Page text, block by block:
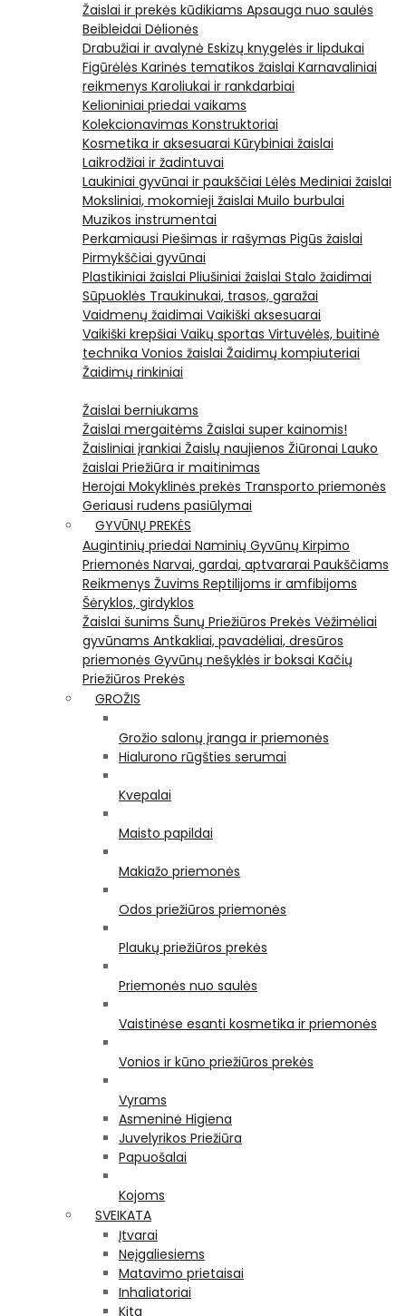
Žaislai ir prekės kūdikiams Apsauga nuo saulės
Beibleidai Dėlionės
Drabužiai ir avalynė Eskizų knygelės ir lipdukai
Figūrėlės Karinės tematikos žaislai Karnavaliniai
reikmenys Karoliukai ir rankdarbiai
Kelioniniai priedai vaikams
Kolekcionavimas Konstruktoriai
Kosmetika ir aksesuarai Kūrybiniai žaislai
Laikrodžiai ir žadintuvai
Laukiniai gyvūnai ir paukščiai Lėlės Mediniai žaislai
Moksliniai, mokomieji žaislai Muilo burbulai
Muzikos instrumentai
Perkamiausi Piešimas ir rašymas Pigūs žaislai
Pirmykščiai gyvūnai
Plastikiniai žaislai Pliušiniai žaislai Stalo žaidimai
Sūpuoklės Traukinukai, trasos, garažai
Vaidmenų žaidimai Vaikiški aksesuarai
Vaikiški krepšiai Vaikų sportas Virtuvėlės, buitinė
technika Vonios žaislai Žaidimų kompiuteriai
Žaidimų rinkiniai
Žaislai berniukams
Žaislai mergaitėms Žaislai super kainomis!
Žaisliniai įrankiai Žaislų naujienos Žiūronai Lauko
žaislai Priežiūra ir maitinimas
Herojai Mokyklinės prekės Transporto priemonės
Geriausi rudens pasiūlymai
GYVŪNŲ PREKĖS
Augintinių priedai Naminių Gyvūnų Kirpimo
Priemonės Narvai, gardai, aptvararai Paukščiams
Reikmenys Žuvims Reptilijoms ir amfibijoms
Šėryklos, girdyklos
Žaislai šunims Šunų Priežiūros Prekės Vėžimėliai
gyvūnams Antkakliai, pavadėliai, dresūros
priemonės Gyvūnų nešyklės ir boksai Kačių
Priežiūros Prekės
GROŽIS
Grožio salonų įranga ir priemonės
Hialurono rūgšties serumai
Kvepalai
Maisto papildai
Makiažo priemonės
Odos priežiūros priemonės
Plaukų priežiūros prekės
Priemonės nuo saulės
Vaistinėse esanti kosmetika ir priemonės
Vonios ir kūno priežiūros prekės
Vyrams
Asmeninė Higiena
Juvelyrikos Priežiūra
Papuošalai
Kojoms
SVEIKATA
Įtvarai
Neįgaliesiems
Matavimo prietaisai
Inhaliatoriai
Kita